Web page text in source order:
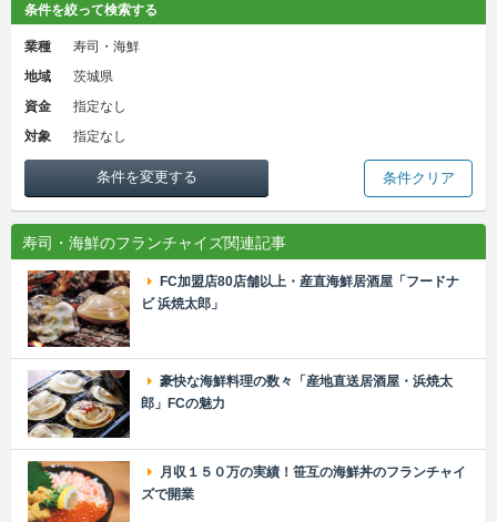
条件を絞って検索する
業種
寿司・海鮮
地域
茨城県
資金
指定なし
対象
指定なし
条件を変更する 条件クリア
寿司・海鮮のフランチャイズ関連記事
FC加盟店80店舗以上・産直海鮮居酒屋「フードナ
ビ 浜焼太郎」
豪快な海鮮料理の数々「産地直送居酒屋・浜焼太
郎」FCの魅力
月収１５０万の実績！笹互の海鮮丼のフランチャイ
ズで開業